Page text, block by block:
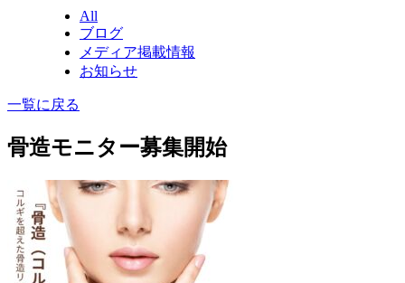
All
ブログ
メディア掲載情報
お知らせ
一覧に戻る
骨造モニター募集開始